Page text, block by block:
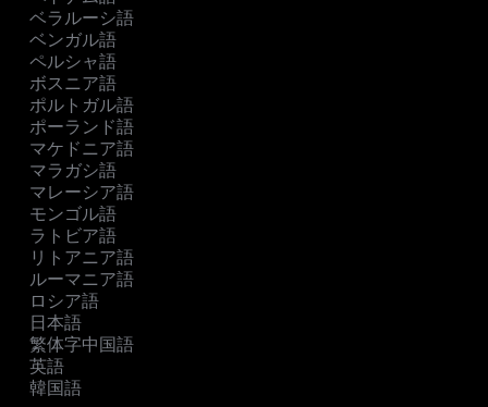
ベラルーシ語
ベンガル語
ペルシャ語
ボスニア語
ポルトガル語
ポーランド語
マケドニア語
マラガシ語
マレーシア語
モンゴル語
ラトビア語
リトアニア語
ルーマニア語
ロシア語
日本語
繁体字中国語
英語
韓国語